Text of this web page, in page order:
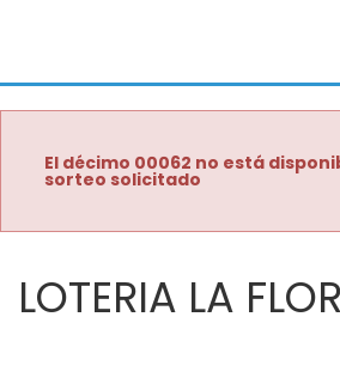
El décimo 00062 no está
sorteo solicitado
LOTERIA LA